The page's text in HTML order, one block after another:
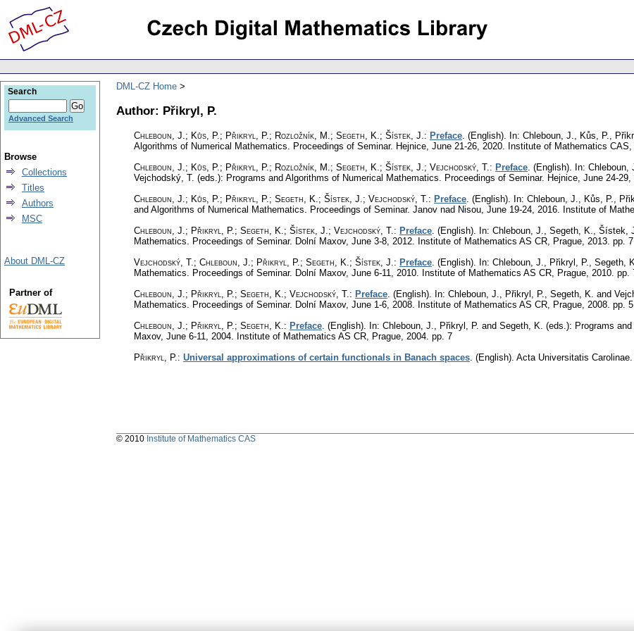
DML-CZ Home
Author: Přikryl, P.
Chleboun, J.; Kůs, P.; Přikryl, P.; Rozložník, M.; Segeth, K.; Šístek, J.: Preface. (English). In: Chleboun, J., Kůs, P.,
Algorithms of Numerical Mathematics. Proceedings of Seminar. Hejnice, June 21-26, 2020. Institute of Mathematics CAS,
Chleboun, J.; Kůs, P.; Přikryl, P.; Rozložník, M.; Segeth, K.; Šístek, J.; Vejchodský, T.: Preface. (English). In:
Vejchodský, T. (eds.): Programs and Algorithms of Numerical Mathematics. Proceedings of Seminar. Hejnice, June 24-
Chleboun, J.; Kůs, P.; Přikryl, P.; Segeth, K.; Šístek, J.; Vejchodský, T.: Preface. (English). In: Chleboun, J., Kůs, P.,
and Algorithms of Numerical Mathematics. Proceedings of Seminar. Janov nad Nisou, June 19-24, 2016. Institute of
Chleboun, J.; Přikryl, P.; Segeth, K.; Šístek, J.; Vejchodský, T.: Preface. (English). In: Chleboun, J., Segeth, K., Šístek,
Mathematics. Proceedings of Seminar. Dolní Maxov, June 3-8, 2012. Institute of Mathematics AS CR, Prague, 2013. pp. 7
Vejchodský, T.; Chleboun, J.; Přikryl, P.; Segeth, K.; Šístek, J.: Preface. (English). In: Chleboun, J., Přikryl, P., Segeth,
Mathematics. Proceedings of Seminar. Dolní Maxov, June 6-11, 2010. Institute of Mathematics AS CR, Prague, 2010. pp.
Chleboun, J.; Přikryl, P.; Segeth, K.; Vejchodský, T.: Preface. (English). In: Chleboun, J., Přikryl, P., Segeth, K. and
Mathematics. Proceedings of Seminar. Dolní Maxov, June 1-6, 2008. Institute of Mathematics AS CR, Prague, 2008. pp. 5
Chleboun, J.; Přikryl, P.; Segeth, K.: Preface. (English). In: Chleboun, J., Přikryl, P. and Segeth, K. (eds.): Programs
Maxov, June 6-11, 2004. Institute of Mathematics AS CR, Prague, 2004. pp. 7
Přikryl, P.: Universal approximations of certain functionals in Banach spaces. (English). Acta Universitatis
Search
Advanced Search
Browse
Collections
Titles
Authors
MSC
About DML-CZ
Partner of
© 2010 Institute of Mathematics CAS